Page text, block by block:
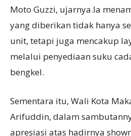
Moto Guzzi, ujarnya.Ia
yang diberikan tidak hanya
unit, tetapi juga mencakup
melalui penyediaan suku
bengkel.
Sementara itu, Wali Kota
Arifuddin, dalam
apresiasi atas hadirnya